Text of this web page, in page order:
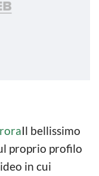
Il bellissimo
proprio profilo
in cui